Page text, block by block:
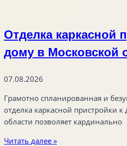
Отделка каркасной
дому в Московской
07.08.2026
Грамотно спланированная и
отделка каркасной пристройки
области позволяет кардинально
Читать далее »